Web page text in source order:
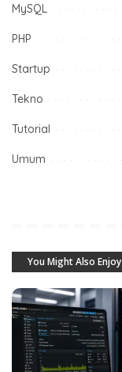
MySQL
PHP
Startup
Tekno
Tutorial
Umum
You Might Also Enjoy